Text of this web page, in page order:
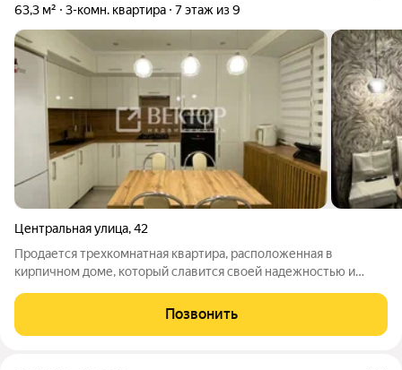
63,3 м² 3-комн. квартира 7 этаж из 9
Центральная улица,42
Продается трехкомнатная квартира, расположенная в
кирпичном доме, который славится своей надежностью и
обеспечивает максимальную функциональность она
ориентирована на обе стороны, что наполняет
Позвонить